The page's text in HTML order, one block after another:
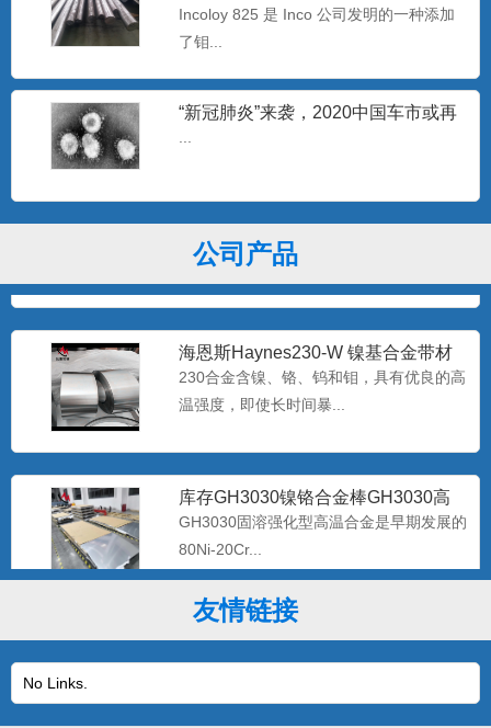
Incoloy 825 是 Inco 公司发明的一种添加
了钼...
“新冠肺炎”来袭，2020中国车市或再
公司产品
铜板/棒
白铜是以镍为主要添加元素的铜基合金，
呈银白色，有金属光泽，故...
哈氏N10276镍基合金板 美标
Hastelloy C-2
哈氏C-276合是一种含钨的镍-铬-钼合金，
极低的硅碳含量，...
海恩斯Haynes230-W 镍基合金带材
Haynes2
230合金含镍、铬、钨和钼，具有优良的高
温强度，即使长时间暴...
库存GH3030镍铬合金棒GH3030高
温合金带材GH30
GH3030固溶强化型高温合金是早期发展的
80Ni-20Cr...
该合金是体固溶强化镍基抗高温氧化合
友情链接
No Links.